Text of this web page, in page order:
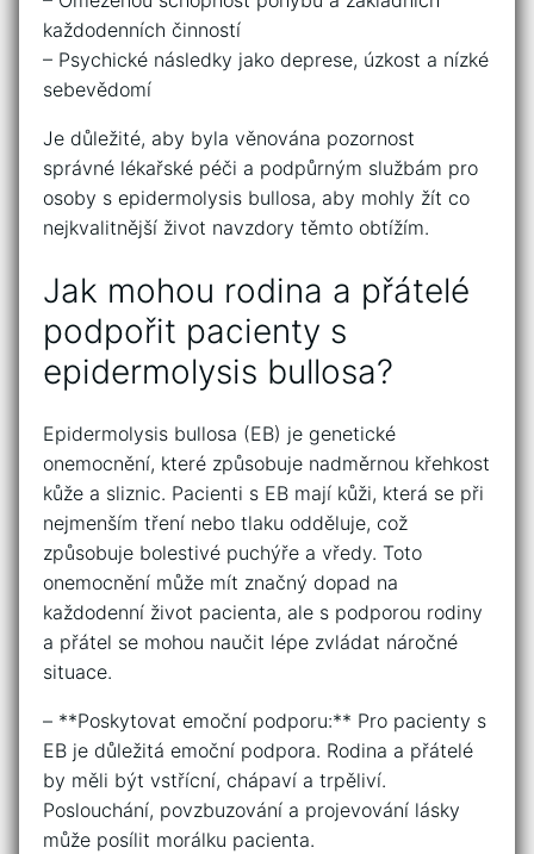
každodenních činností
– Psychické​ následky jako deprese, úzkost a nízké
sebevědomí
Je ‍důležité,‍ aby byla věnována pozornost
správné lékařské péči a podpůrným službám pro
osoby s epidermolysis bullosa, ⁤aby mohly žít co
nejkvalitnější život navzdory těmto obtížím.
Jak⁤ mohou rodina a ⁣přátelé
podpořit‍ pacienty s
epidermolysis bullosa?
Epidermolysis bullosa⁤ (EB) je genetické
onemocnění, které způsobuje nadměrnou ‌křehkost
kůže⁢ a sliznic. Pacienti ​s EB mají kůži, která‌ se při
nejmenším tření nebo tlaku odděluje, ⁣což
⁤způsobuje bolestivé puchýře a vředy. ⁢Toto
onemocnění může ‍mít⁣ značný dopad na
každodenní⁢ život pacienta, ale s podporou⁢ rodiny​
a přátel‌ se mohou naučit ⁤lépe zvládat náročné
situace.
– ⁣**Poskytovat emoční podporu:** Pro ‌pacienty s
EB je důležitá emoční podpora. Rodina a přátelé⁣
by měli ‌být ⁢vstřícní, chápaví a trpěliví.
Poslouchání, povzbuzování a projevování ‍lásky
‍může posílit morálku pacienta.